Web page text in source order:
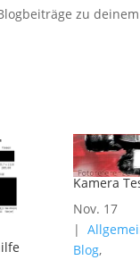
zu
Kamera
Nov. 17
|
Blog,